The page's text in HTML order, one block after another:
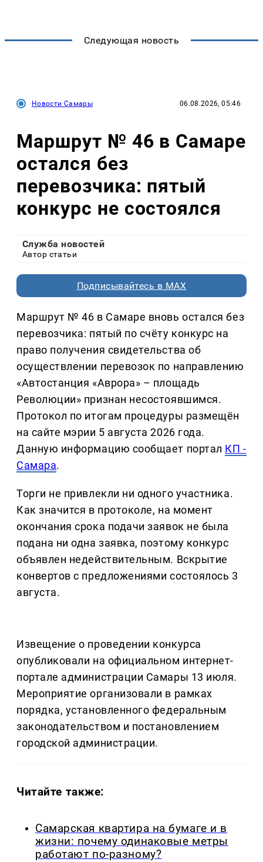
Следующая новость
Новости Самары 06.08.2026, 05:46
Маршрут № 46 в Самаре
остался без
перевозчика: пятый
конкурс не состоялся
Служба новостей
Автор статьи
Подписывайтесь в MAX
Маршрут № 46 в Самаре вновь остался без
перевозчика: пятый по счёту конкурс на
право получения свидетельства об
осуществлении перевозок по направлению
«Автостанция «Аврора» – площадь
Революции» признан несостоявшимся.
Протокол по итогам процедуры размещён
на сайте мэрии 5 августа 2026 года.
Данную информацию сообщает портал КП -
Самара.
Торги не привлекли ни одного участника.
Как значится в протоколе, на момент
окончания срока подачи заявок не была
подана ни одна заявка, поэтому конкурс
объявлен недействительным. Вскрытие
конвертов с предложениями состоялось 3
августа.
Извещение о проведении конкурса
опубликовали на официальном интернет-
портале администрации Самары 13 июля.
Мероприятие организовали в рамках
порядка, установленного федеральным
законодательством и постановлением
городской администрации.
Читайте также:
Самарская квартира на бумаге и в
жизни: почему одинаковые метры
работают по-разному?